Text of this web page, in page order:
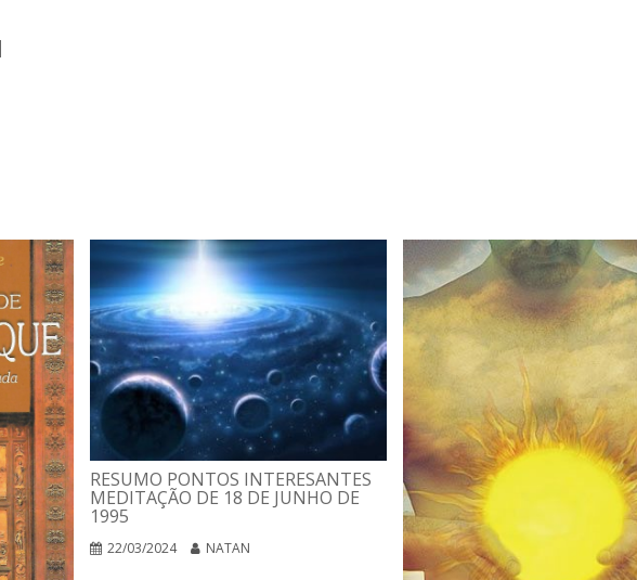
RESUMO PONTOS INTERESANTES
MEDITAÇÃO DE 18 DE JUNHO DE
1995
22/03/2024 NATAN